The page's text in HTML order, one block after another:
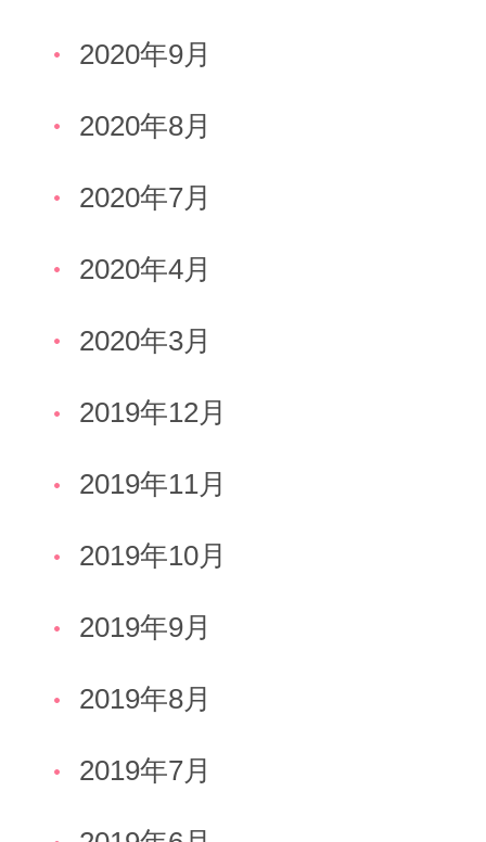
2020年9月
2020年8月
2020年7月
2020年4月
2020年3月
2019年12月
2019年11月
2019年10月
2019年9月
2019年8月
2019年7月